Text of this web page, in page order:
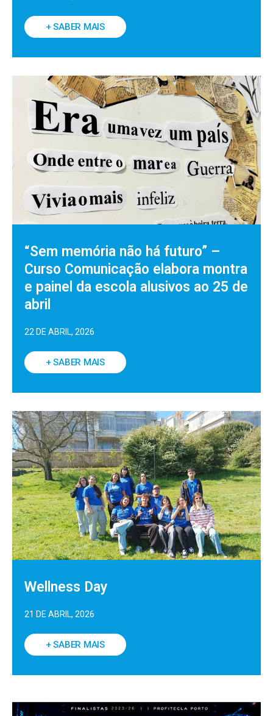
+ SABER MAIS
“Sem memória não há futuro” –
Curso Comunicação elabora montra
e painel da escola alusivos ao 25 de
abril
22 DE ABRIL, 2026
+ SABER MAIS
Wellness Day
21 DE ABRIL, 2026
+ SABER MAIS